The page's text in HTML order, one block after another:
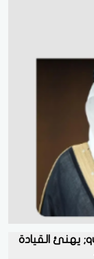
محافظ &quot;المواصفات والمقاييس&quot; يهنئ القيادة